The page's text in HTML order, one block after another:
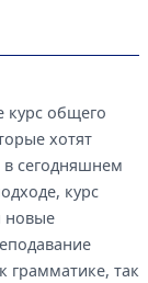
курс общего
хотят
сегодняшнем
курс
новые
грамматике, так